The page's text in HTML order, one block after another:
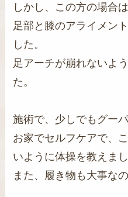
しかし、この方の場合
足部と膝のアライメン
した。
足アーチが崩れないよ
た。
施術で、少しでもグー
お家でセルフケアで、
いように体操を教えまし
また、履き物も大事な